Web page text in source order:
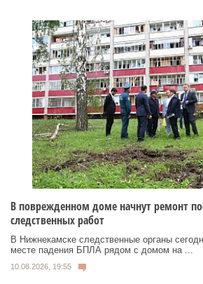
В поврежденном доме начнут ремонт
следственных работ
В Нижнекамске следственные органы
месте падения БПЛА рядом с домом на ...
10.08.2026, 19:55